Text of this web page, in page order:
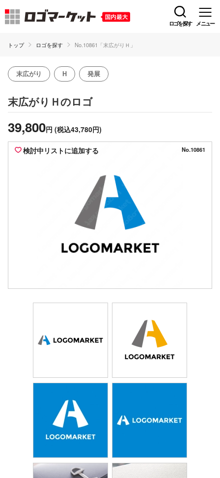
ロゴを探す メニュー
トップ ロゴを探す No.10861「末広がりＨ」
末広がり H 発展
末広がりＨのロゴ
39,800円 (税込43,780円)
検討中リストに追加する No.10861